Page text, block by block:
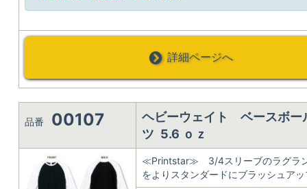
詳細ページへ
品番 00107
ヘビーウェイト ベースボー
ツ 5.6 ｏｚ
≪Printstar≫ 3/4スリーブのラグラ
をよりスタンダードにブラッシュアッ